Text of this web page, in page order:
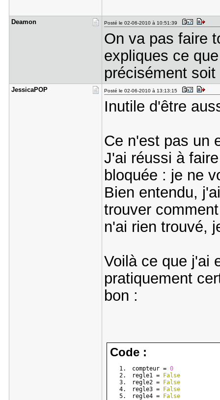
Deamon Posté le 02-06-2010 à 10:51:39
On va pas faire
expliques ce
précisément
JessicaPOP Posté le 02-06-2010 à 13:13:15
Inutile d'être
Ce n'est pas un
J'ai réussi à
bloquée : je ne
Bien entendu,
trouver
n'ai rien trouvé,
Voilà ce que j'ai
pratiquement
bon :
Code :
compteur = 0
regle1 =
False
regle2 =
False
regle3 =
False
regle4 =
False